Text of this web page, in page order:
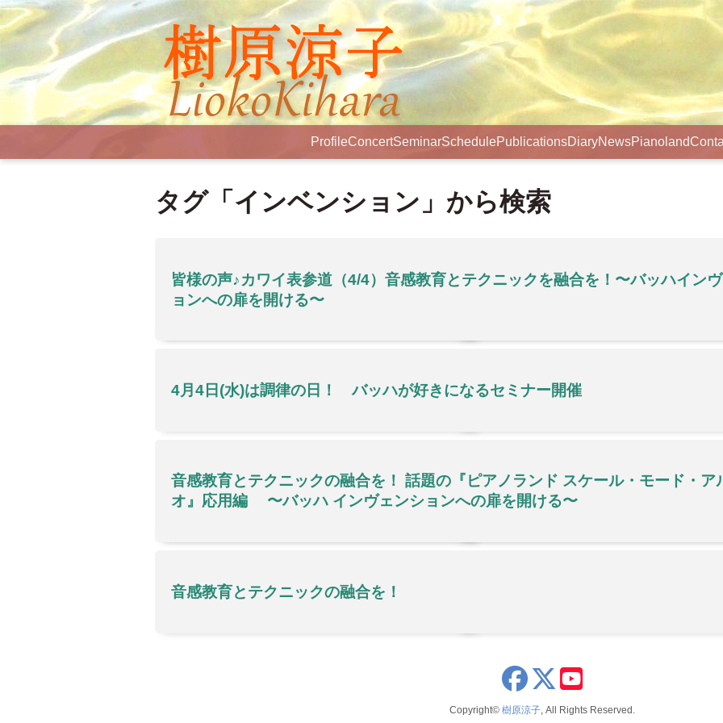
ProfileConcertSeminarSchedulePublicationsDiaryNewsPianoland
タグ「インベンション」から検索
皆様の声♪カワイ表参道（4/4）音感教育とテクニックを融合を！〜バッハイン
ョンへの扉を開ける〜
4月4日(水)は調律の日！ バッハが好きになるセミナー開催
音感教育とテクニックの融合を！ 話題の『ピアノランド スケール・モード・ア
オ』応用編 〜バッハ インヴェンションへの扉を開ける〜
音感教育とテクニックの融合を！
x
Copyright© 樹原涼子 , All Rights Reserved.